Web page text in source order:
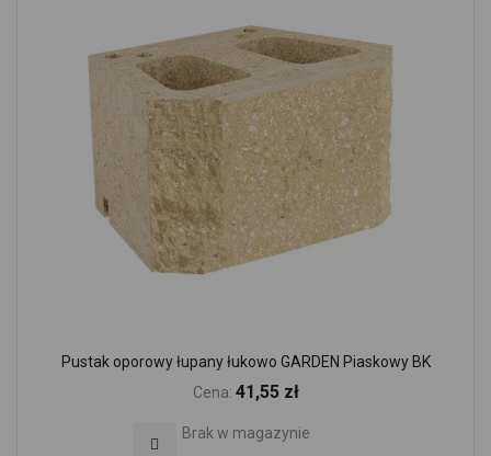
Pustak oporowy łupany łukowo GARDEN Piaskowy BK
Cena: 41,55 zł
Brak w magazynie
Dodaj do Ulubionych